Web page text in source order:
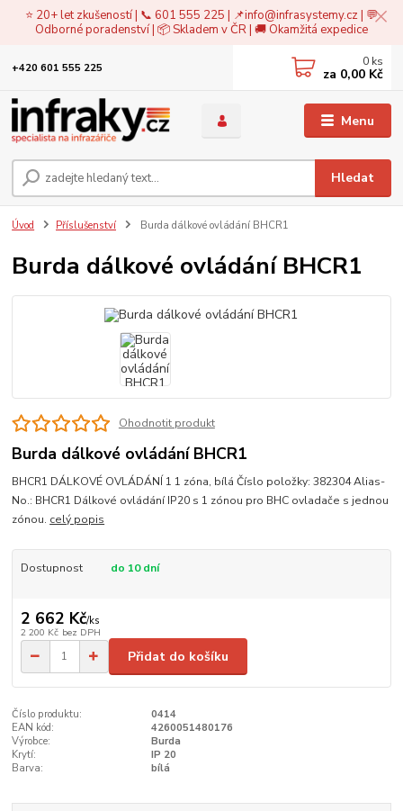
⭐ 20+ let zkušeností | 📞 601 555 225 | 📌info@infrasystemy.cz| 💬
Odborné poradenství | 📦 Skladem v ČR | 🚚 Okamžitá expedice
Menu
Hledat
+420 601 555 225 0 ks
za 0,00 Kč
Úvod Příslušenství Burda dálkové ovládání BHCR1
Burda dálkové ovládání BHCR1
Ohodnotit produkt
Burda dálkové ovládání BHCR1
BHCR1 DÁLKOVÉ OVLÁDÁNÍ 1 1 zóna, bílá Číslo položky: 382304 Alias-
No.: BHCR1 Dálkové ovládání IP20 s 1 zónou pro BHC ovladače s jednou
zónou. celý popis
Dostupnost do 10 dní
2 662 Kč/ks
2 200 Kč bez DPH
Přidat do košíku
Číslo produktu:
0414
EAN kód:
4260051480176
Výrobce:
Burda
Krytí:
IP 20
Barva:
bílá